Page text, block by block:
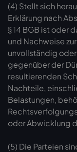
(4) Stellt sich
Erklärung nach
§ 14 BGB ist oder
und Nachweise
unvollständig
gegenüber der
resultierenden
Nachteile,
Belastungen,
oder Abwicklung
(5) Die Parteien